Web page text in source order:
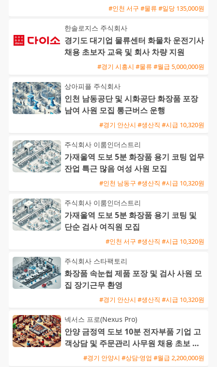
#인천 서구 #물류 #일당 135,000원
한솔로지스 주식회사
경기도 대기업 물류센터 화물차 운전기사
채용 초보자 교육 및 회사 차량 지원
#경기 시흥시 #물류 #월급 5,000,000원
상아피플 주식회사
인천 남동공단 및 시화공단 화장품 포장
남여 사원 모집 통근버스 운행
#경기 안산시 #생산직 #시급 10,320원
주식회사 이룸인더스트리
가재울역 도보 5분 화장품 용기 코팅 업무
잔업 특근 많음 여성 사원 모집
#인천 남동구 #생산직 #시급 10,320원
주식회사 이룸인더스트리
가재울역 도보 5분 화장품 용기 코팅 및
단순 검사 여직원 모집
#인천 서구 #생산직 #시급 10,320원
주식회사 스타팩토리
화장품 속눈썹 제품 포장 및 검사 사원 모
집 장기근무 환영
#경기 안산시 #생산직 #시급 10,320원
넥서스 프로(Nexus Pro)
안양 금정역 도보 10분 전자부품 기업 고
객상담 및 주문관리 사무원 채용 초보 가
#경기 안양시 #상담·영업 #월급 2,200,000원